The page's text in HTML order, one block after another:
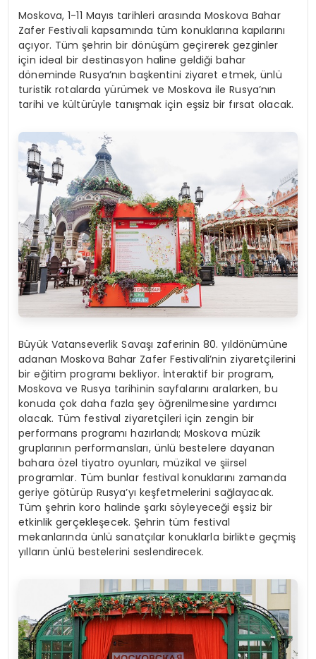
Moskova, 1-11 Mayıs tarihleri arasında Moskova Bahar
Zafer Festivali kapsamında tüm konuklarına kapılarını
açıyor. Tüm şehrin bir dönüşüm geçirerek gezginler
için ideal bir destinasyon haline geldiği bahar
döneminde Rusya’nın başkentini ziyaret etmek, ünlü
turistik rotalarda yürümek ve Moskova ile Rusya’nın
tarihi ve kültürüyle tanışmak için eşsiz bir fırsat olacak.
Büyük Vatanseverlik Savaşı zaferinin 80. yıldönümüne
adanan Moskova Bahar Zafer Festivali’nin ziyaretçilerini
bir eğitim programı bekliyor. İnteraktif bir program,
Moskova ve Rusya tarihinin sayfalarını aralarken, bu
konuda çok daha fazla şey öğrenilmesine yardımcı
olacak. Tüm festival ziyaretçileri için zengin bir
performans programı hazırlandı; Moskova müzik
gruplarının performansları, ünlü bestelere dayanan
bahara özel tiyatro oyunları, müzikal ve şiirsel
programlar. Tüm bunlar festival konuklarını zamanda
geriye götürüp Rusya’yı keşfetmelerini sağlayacak.
Tüm şehrin koro halinde şarkı söyleyeceği eşsiz bir
etkinlik gerçekleşecek. Şehrin tüm festival
mekanlarında ünlü sanatçılar konuklarla birlikte geçmiş
yılların ünlü bestelerini seslendirecek.